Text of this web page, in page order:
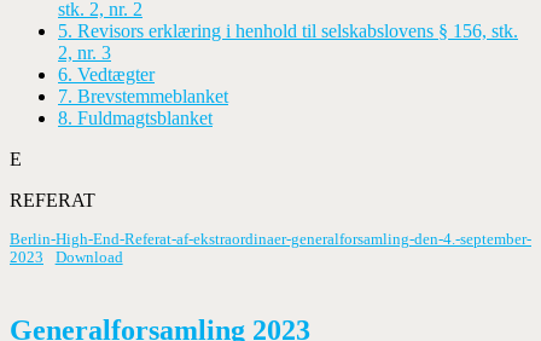
stk. 2, nr. 2
5. Revisors erklæring i henhold til selskabslovens § 156, stk.
2, nr. 3
6. Vedtægter
7. Brevstemmeblanket
8. Fuldmagtsblanket
E
REFERAT
Berlin-High-End-Referat-af-ekstraordinaer-generalforsamling-den-4.-september-
2023
Download
Generalforsamling 2023